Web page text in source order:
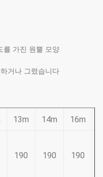
를 가진 원뿔 모양
거나 그렸습니다
13m 14m 16m
190 190 190